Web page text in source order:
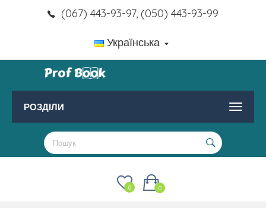
(067) 443-93-97, (050) 443-93-99
Українська
РОЗДІЛИ
0
0